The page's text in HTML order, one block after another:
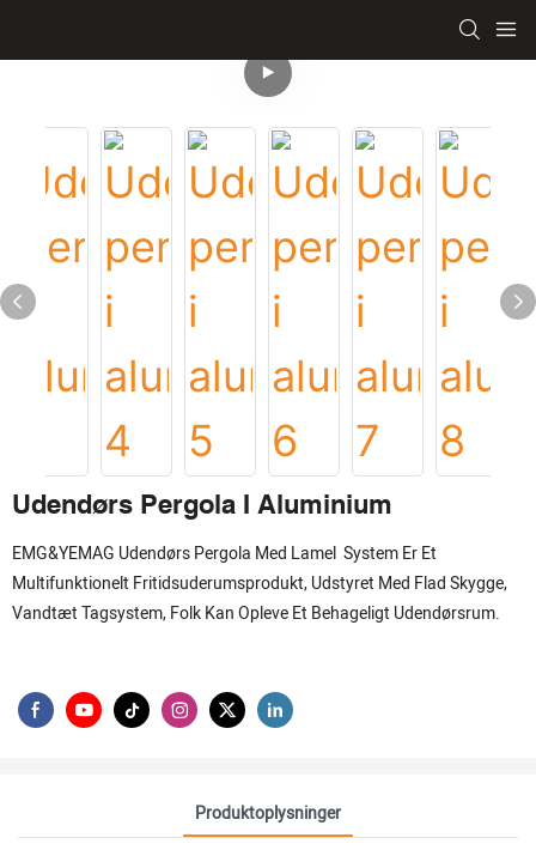
Udendørs Pergola I Aluminium
EMG&YEMAG Udendørs Pergola Med Lamel System Er Et
Multifunktionelt Fritidsuderumsprodukt, Udstyret Med Flad Skygge,
Vandtæt Tagsystem, Folk Kan Opleve Et Behageligt Udendørsrum.
Produktoplysninger